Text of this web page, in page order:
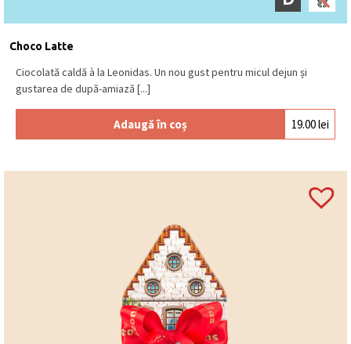
Se păstrează la loc uscat și răcoros, la o
temperatură între 15⁰C – 18⁰C.
Choco Latte
Ciocolată caldă à la Leonidas. Un nou gust pentru micul dejun și
gustarea de după-amiază [...]
Adaugă în coș 19.00lei